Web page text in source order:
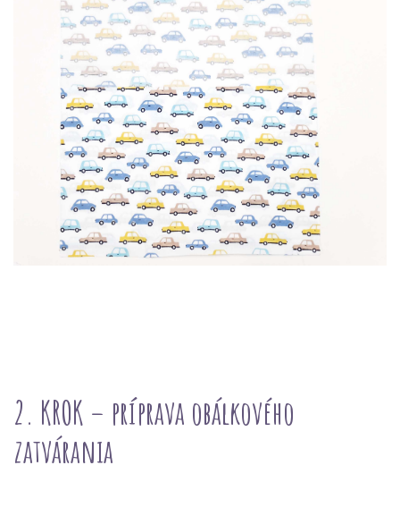
2. KROK – príprava obálkového
zatvárania